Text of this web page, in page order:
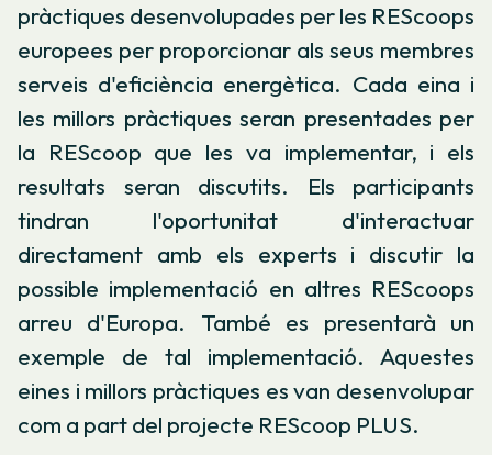
pràctiques desenvolupades per les REScoops
europees per proporcionar als seus membres
serveis d'eficiència energètica. Cada eina i
les millors pràctiques seran presentades per
la REScoop que les va implementar, i els
resultats seran discutits. Els participants
tindran l'oportunitat d'interactuar
directament amb els experts i discutir la
possible implementació en altres REScoops
arreu d'Europa. També es presentarà un
exemple de tal implementació. Aquestes
eines i millors pràctiques es van desenvolupar
com a part del projecte REScoop PLUS.